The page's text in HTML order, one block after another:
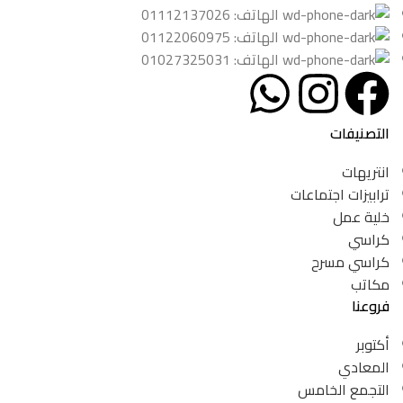
الهاتف: 01112137026
الهاتف: 01122060975
الهاتف: 01027325031
التصنيفات
انتريهات
ترابيزات اجتماعات
خلية عمل
كراسي
كراسي مسرح
مكاتب
فروعنا
أكتوبر
المعادي
التجمع الخامس